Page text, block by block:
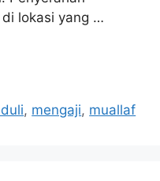
lokasi yang …
, mengaji, muallaf